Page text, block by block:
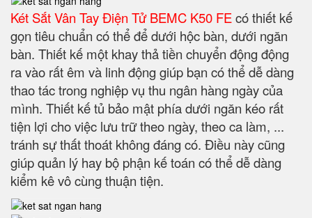
Két Sắt Vân Tay Điện Tử BEMC K50 FEcó thiết kế
gọn tiêu chuẩn có thể để dưới hộc bàn, dưới ngăn
bàn. Thiết kế một khay thả tiền chuyển động động
ra vào rất êm và linh động giúp bạn có thể dễ dàng
thao tác trong nghiệp vụ thu ngân hàng ngày của
mình. Thiết kế tủ bảo mật phía dưới ngăn kéo rất
tiện lợi cho việc lưu trữ theo ngày, theo ca làm, ...
tránh sự thất thoát không đáng có. Điều này cũng
giúp quản lý hay bộ phận kế toán có thể dễ dàng
kiểm kê vô cùng thuận tiện.